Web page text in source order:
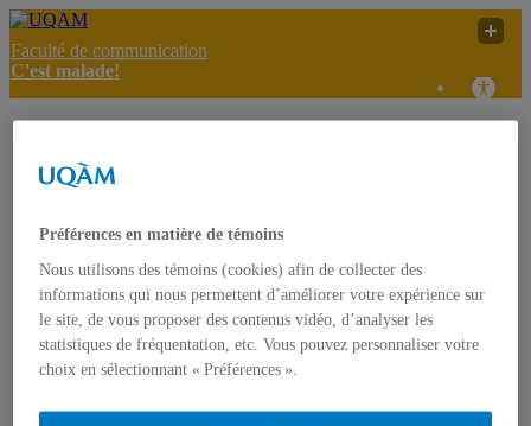
Faculté de communication
C'est malade!
UQAM
C'est malade!
Accueil
À propos
Présentation
Projet FODAR
Préférences en matière de témoins
Nous utilisons des témoins (cookies) afin de collecter des
informations qui nous permettent d’améliorer votre expérience sur
le site, de vous proposer des contenus vidéo, d’analyser les
statistiques de fréquentation, etc. Vous pouvez personnaliser votre
choix en sélectionnant « Préférences ».